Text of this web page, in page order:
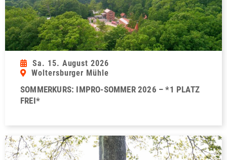
Sa. 15. August 2026
Woltersburger Mühle
SOMMERKURS: IMPRO-SOMMER 2026 – *1 PLATZ
FREI*